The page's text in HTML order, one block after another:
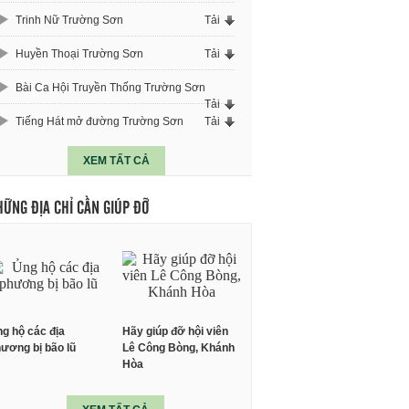
Trinh Nữ Trường Sơn Tải
Huyền Thoại Trường Sơn Tải
Bài Ca Hội Truyền Thống Trường Sơn
Tải
Tiếng Hát mở đường Trường Sơn
Tải
XEM TẤT CẢ
ĐỊA CHỈ CẦN GIÚP ĐỠ
hộ các địa
bị bão lũ
Hãy giúp đỡ hội viên
Lê Công Bòng, Khánh
Hòa